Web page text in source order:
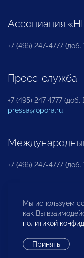
Ассоциация
+7 (495) 247-4777 (доб.
Пресс-служба
+7 (495) 247 4777 (доб.
pressa@opora.ru
+7 (495) 247-4777 (доб.
Бюро по
инвесторов
Мы используем
как Вы
политикой
Принять